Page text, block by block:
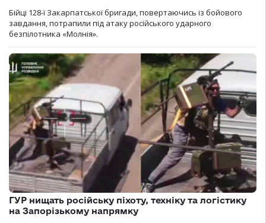
Бійці 128-ї Закарпатської бригади, повертаючись із бойового
завдання, потрапили під атаку російського ударного
безпілотника «Молнія».
ГУР нищать російську піхоту, техніку та логістику
на Запорізькому напрямку